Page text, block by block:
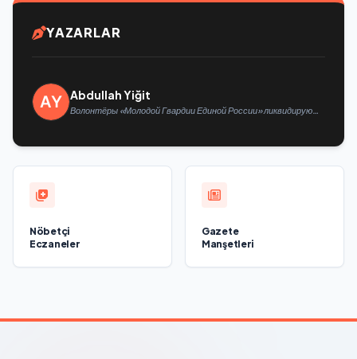
YAZARLAR
Abdullah Yiğit
Волонтёры «Молодой Гвардии Единой России» ликвидируют
Nöbetçi
Eczaneler
Gazete
Manşetleri